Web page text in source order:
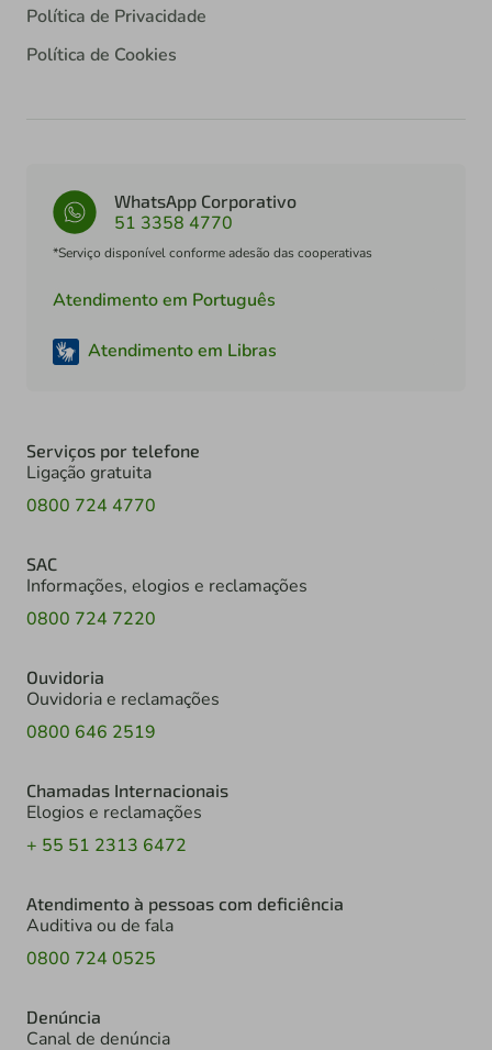
Política de Privacidade
Política de Cookies
WhatsApp Corporativo
51 3358 4770
*Serviço disponível conforme adesão das cooperativas
Atendimento em Português
Atendimento em Libras
Serviços por telefone
Ligação gratuita
0800 724 4770
SAC
Informações, elogios e reclamações
0800 724 7220
Ouvidoria
Ouvidoria e reclamações
0800 646 2519
Chamadas Internacionais
Elogios e reclamações
+ 55 51 2313 6472
Atendimento à pessoas com deficiência
Auditiva ou de fala
0800 724 0525
Denúncia
Canal de denúncia